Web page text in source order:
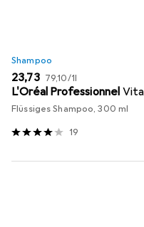
Shampoo
EUR
23,73 EUR
79,10/1l
L'Oréal Professionnel
Flüssiges Shampoo, 300 ml
19